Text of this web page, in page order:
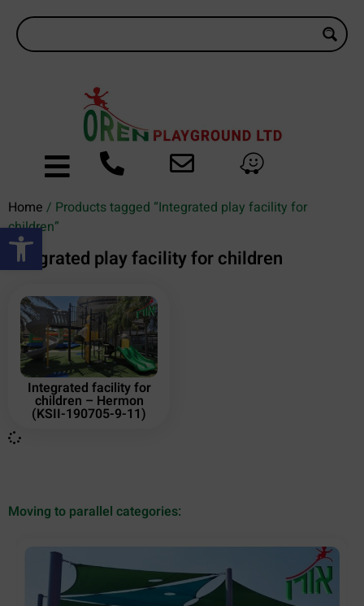
Open toolbar
Home / Products tagged “Integrated play facility for
children”
Integrated play facility for children
Integrated facility for
children – Hermon
(KSII-190705-9-11)
Moving to parallel categories: